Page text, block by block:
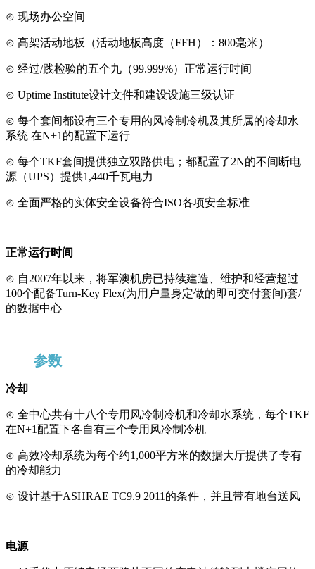
⊙ 现场办公空间
⊙ 高架活动地板（活动地板高度（FFH）：800毫米）
⊙ 经过/践检验的五个九（99.999%）正常运行时间
⊙ Uptime Institute设计文件和建设设施三级认证
⊙ 每个套间都设有三个专用的风冷制冷机及其所属的冷却水
系统 在N+1的配置下运行
⊙ 每个TKF套间提供独立双路供电；都配置了2N的不间断电
源（UPS）提供1,440千瓦电力
⊙ 全面严格的实体安全设备符合ISO各项安全标准
正常运行时间
⊙ 自2007年以来，将军澳机房已持续建造、维护和经营超过
100个配备Turn-Key Flex(为用户量身定做的即可交付套间)套/
的数据中心
参数
冷却
⊙ 全中心共有十八个专用风冷制冷机和冷却水系统，每个TKF
在N+1配置下各自有三个专用风冷制冷机
⊙ 高效冷却系统为每个约1,000平方米的数据大厅提供了专有
的冷却能力
⊙ 设计基于ASHRAE TC9.9 2011的条件，并且带有地台送风
电源